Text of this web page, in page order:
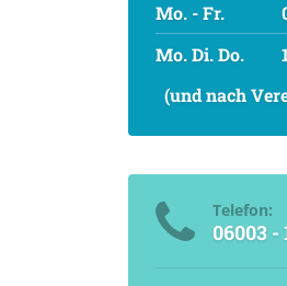
Mo. - Fr.
Mo. Di. Do.
(und nach
Telefon:
06003 -